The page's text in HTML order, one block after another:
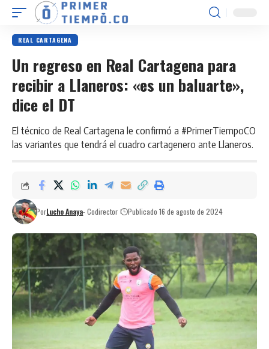
REAL CARTAGENA
Un regreso en Real Cartagena para
recibir a Llaneros: «es un baluarte»,
dice el DT
El técnico de Real Cartagena le confirmó a #PrimerTiempoCO
las variantes que tendrá el cuadro cartagenero ante Llaneros.
PorLucho Anaya- Codirector Publicado 16 de agosto de 2024